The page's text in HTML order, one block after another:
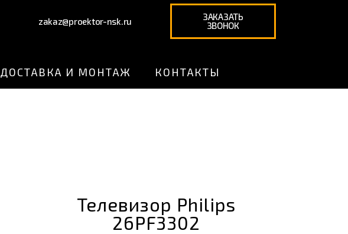
zakaz@proektor-nsk.ru
ЗАКАЗАТЬ
ЗВОНОК
ДОСТАВКА И МОНТАЖ КОНТАКТЫ
Телевизор Philips
26PF3302